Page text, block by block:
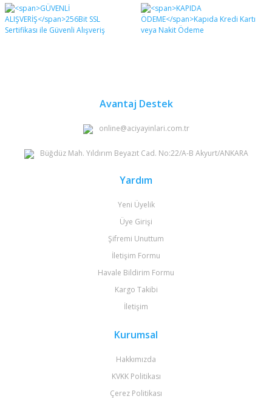
Yorum Yaz
Ürün resmi kalitesiz, bozuk veya görüntülenemiyor.
Ürün açıklamasında eksik bilgiler bulunuyor.
Avantaj Destek
online@aciyayinlari.com.tr
Büğdüz Mah. Yıldırım Beyazıt Cad. No:22/A-B Akyurt/ANKARA
Yardım
Yeni Üyelik
Üye Girişi
Şifremi Unuttum
İletişim Formu
Havale Bildirim Formu
Kargo Takibi
İletişim
Kurumsal
Hakkımızda
KVKK Politikası
Çerez Politikası